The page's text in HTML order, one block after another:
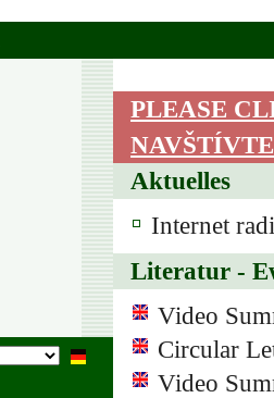
PLEASE
Aktuelles
Internet
Literatur -
Video
Circular
Video